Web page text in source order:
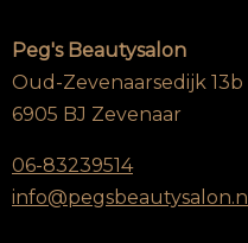
Peg's Beautysalon
Oud-Zevenaarsedijk 13b
6905 BJ Zevenaar
06-83239514
info@pegsbeautysalon.nl